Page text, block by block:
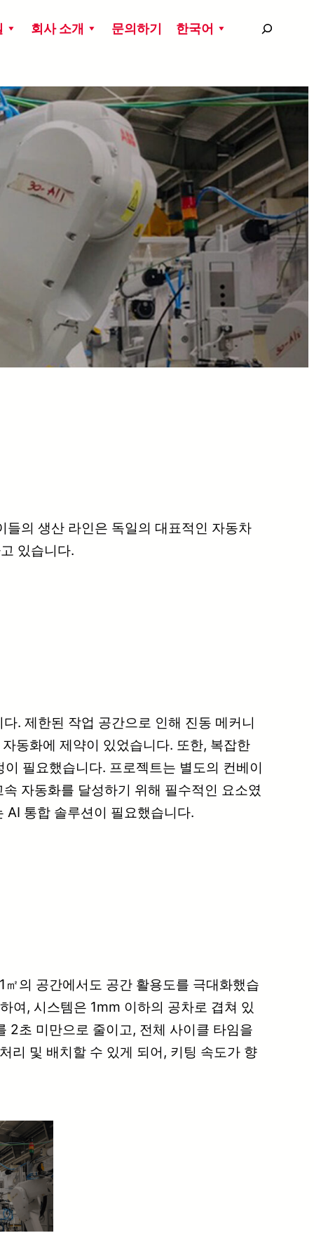
회사 소개 문의하기 한국어
의 생산 라인은 독일의 대표적인 자동차
있습니다.
. 제한된 작업 공간으로 인해 진동 메커니
동화에 제약이 있었습니다. 또한, 복잡한
필요했습니다. 프로젝트는 별도의 컨베이
자동화를 달성하기 위해 필수적인 요소였
AI 통합 솔루션이 필요했습니다.
의 공간에서도 공간 활용도를 극대화했습
여, 시스템은 1mm 이하의 공차로 겹쳐 있
2초 미만으로 줄이고, 전체 사이클 타임을
리 및 배치할 수 있게 되어, 키팅 속도가 향